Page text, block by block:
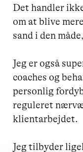
Det handler
om at blive
sand i den
Jeg er også
coaches og
personlig
reguleret
klientarbejdet.
Jeg tilbyder